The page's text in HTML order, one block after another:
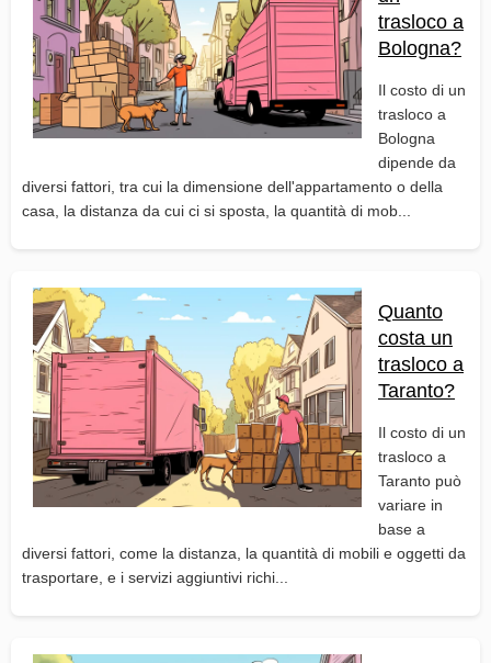
trasloco a
Bologna?
Il costo di un
trasloco a
Bologna
dipende da
diversi fattori, tra cui la dimensione dell'appartamento o della
casa, la distanza da cui ci si sposta, la quantità di mob...
Quanto
costa un
trasloco a
Taranto?
Il costo di un
trasloco a
Taranto può
variare in
base a
diversi fattori, come la distanza, la quantità di mobili e oggetti da
trasportare, e i servizi aggiuntivi richi...